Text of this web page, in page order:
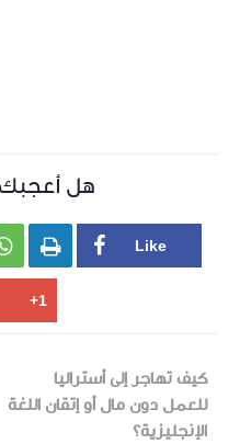
هل

كيف تهاجر إلى أستراليا
للعمل دون مال أو إتقان اللغة
الإنجليزية؟